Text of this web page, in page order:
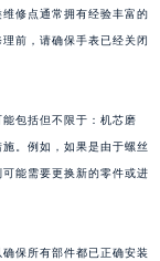
修点通常拥有经验丰富的
前，请确保手表已经关闭
包括但不限于：机芯磨
。例如，如果是由于螺丝
能需要更换新的零件或进
保所有部件都已正确安装